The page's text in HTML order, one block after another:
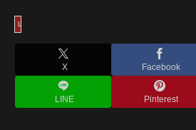
Linux
X Facebook
LINE Pinterest